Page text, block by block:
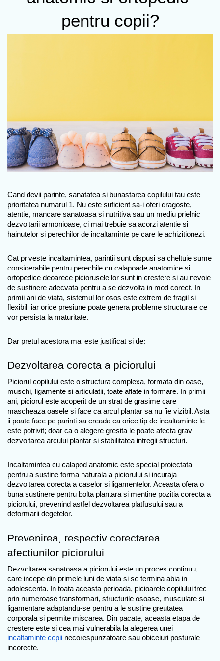
pentru copii?
Cand devii parinte, sanatatea si bunastarea copilului tau este
prioritatea numarul 1. Nu este suficient sa-i oferi dragoste,
atentie, mancare sanatoasa si nutritiva sau un mediu prielnic
dezvoltarii armonioase, ci mai trebuie sa acorzi atentie si
hainutelor si perechilor de incaltaminte pe care le achizitionezi.
Cat priveste incaltamintea, parintii sunt dispusi sa cheltuie sume
considerabile pentru perechile cu calapoade anatomice si
ortopedice deoarece piciorusele lor sunt in crestere si au nevoie
de sustinere adecvata pentru a se dezvolta in mod corect. In
primii ani de viata, sistemul lor osos este extrem de fragil si
flexibil, iar orice presiune poate genera probleme structurale ce
vor persista la maturitate.
Dar pretul acestora mai este justificat si de:
Dezvoltarea corecta a piciorului
Piciorul copilului este o structura complexa, formata din oase,
muschi, ligamente si articulatii, toate aflate in formare. In primii
ani, piciorul este acoperit de un strat de grasime care
mascheaza oasele si face ca arcul plantar sa nu fie vizibil. Asta
ii poate face pe parinti sa creada ca orice tip de incaltaminte le
este potrivit; doar ca o alegere gresita le poate afecta grav
dezvoltarea arcului plantar si stabilitatea intregii structuri.
Incaltamintea cu calapod anatomic este special proiectata
pentru a sustine forma naturala a piciorului si incuraja
dezvoltarea corecta a oaselor si ligamentelor. Aceasta ofera o
buna sustinere pentru bolta plantara si mentine pozitia corecta a
piciorului, prevenind astfel dezvoltarea platfusului sau a
deformarii degetelor.
Prevenirea, respectiv corectarea
afectiunilor piciorului
Dezvoltarea sanatoasa a piciorului este un proces continuu,
care incepe din primele luni de viata si se termina abia in
adolescenta. In toata aceasta perioada, picioarele copilului trec
prin numeroase transformari, structurile osoase, musculare si
ligamentare adaptandu-se pentru a le sustine greutatea
corporala si permite miscarea. Din pacate, aceasta etapa de
incaltaminte copii necorespunzatoare sau obiceiuri posturale
incorecte.